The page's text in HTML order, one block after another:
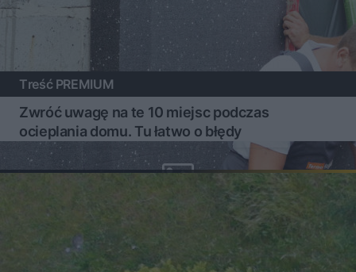
Treść PREMIUM
Zwróć uwagę na te 10 miejsc podczas
ocieplania domu. Tu łatwo o błędy